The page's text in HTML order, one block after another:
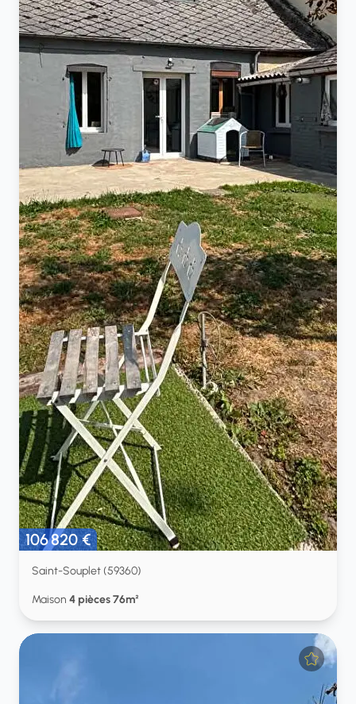
106 820 €
Saint-Souplet (59360)
Maison 4 pièces 76m²